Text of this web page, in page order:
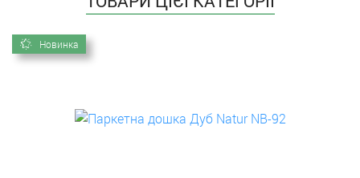
Новинка